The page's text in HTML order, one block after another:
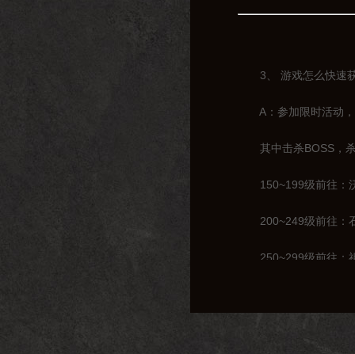
3、 游戏怎么快速
A：参加限时活动，
其中击杀BOSS，杀
150~199级前往：沃
200~249级前往：石
250~299级前往：祖